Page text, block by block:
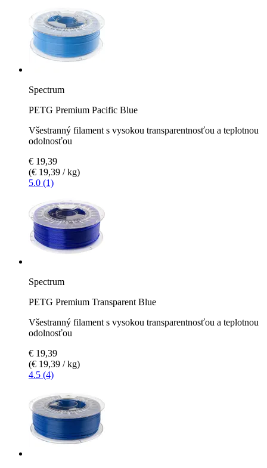
Spectrum
PETG Premium Pacific Blue
Všestranný filament s vysokou transparentnosťou a teplotnou
odolnosťou
€ 19,39
(€ 19,39 / kg)
5.0 (1)
Spectrum
PETG Premium Transparent Blue
Všestranný filament s vysokou transparentnosťou a teplotnou
odolnosťou
€ 19,39
(€ 19,39 / kg)
4.5 (4)